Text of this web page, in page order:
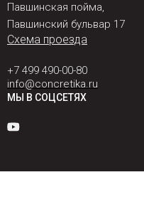
Павшинская пойма,
Павшинский бульвар 17
Схема проезда
+7 499 490-00-80
info@concretika.ru
МЫ В СОЦСЕТЯХ